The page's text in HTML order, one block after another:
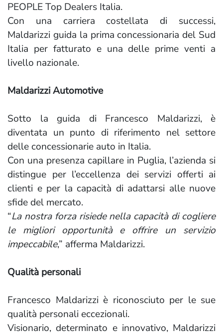
PEOPLE Top Dealers Italia.
Con una carriera costellata di successi,
Maldarizzi guida la prima concessionaria del Sud
Italia per fatturato e una delle prime venti a
livello nazionale.
Maldarizzi Automotive
Sotto la guida di Francesco Maldarizzi, è
diventata un punto di riferimento nel settore
delle concessionarie auto in Italia.
Con una presenza capillare in Puglia, l’azienda si
distingue per l’eccellenza dei servizi offerti ai
clienti e per la capacità di adattarsi alle nuove
sfide del mercato.
“La nostra forza risiede nella capacità di cogliere
le migliori opportunità e offrire un servizio
impeccabile,” afferma Maldarizzi.
Qualità personali
Francesco Maldarizzi è riconosciuto per le sue
qualità personali eccezionali.
Visionario, determinato e innovativo, Maldarizzi